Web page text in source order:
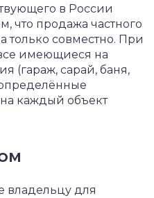
в России
что продажа частного
только совместно. При
имеющиеся на
(гараж, сарай, баня,
каждый объект
владельцу для